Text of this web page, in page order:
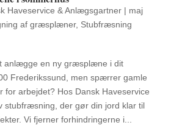
Haveservice & Anlægsgartner| maj
af græsplæner, Stubfræsning
anlægge en ny græsplæne i dit
Frederikssund, men spærrer gamle
for arbejdet? Hos Dansk Haveservice
stubfræsning, der gør din jord klar til
Vi fjerner forhindringerne i...